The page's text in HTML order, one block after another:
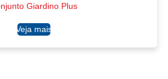
Giardino Plus
Ler mais